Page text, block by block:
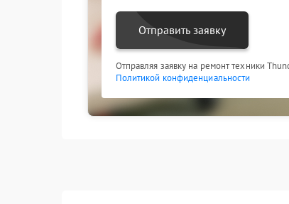
Отправить заявку
Отправляя заявку на ремонт техники
Политикой конфиденциальности